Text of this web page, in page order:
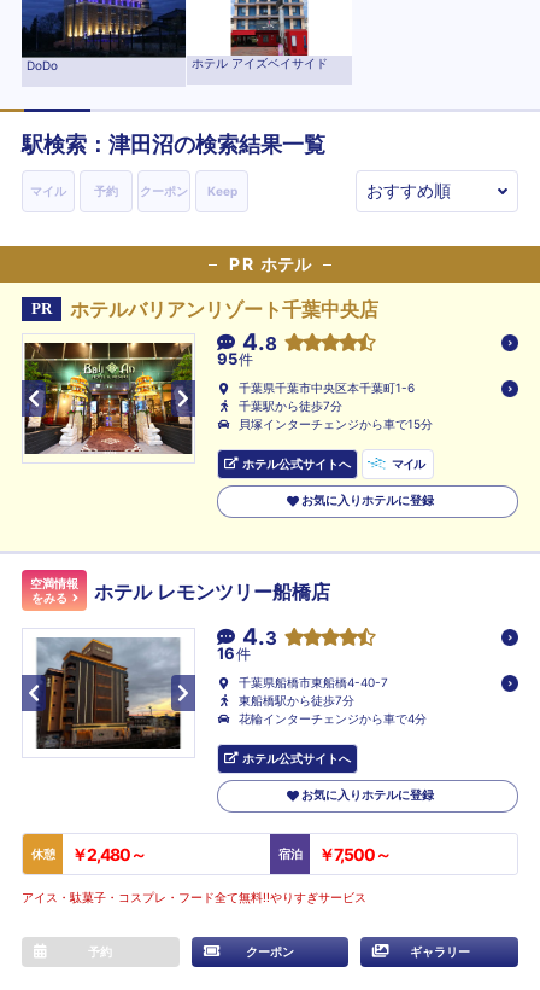
DoDo ホテル アイズベイサイド
駅検索： 津田沼の検索結果一覧
マイル 予約 クーポン Keep
PR ホテル
PR ホテルバリアンリゾート千葉中央店
4.8
95件
千葉県千葉市中央区本千葉町1-6
千葉駅から徒歩7分
貝塚インターチェンジから車で15分
ホテル公式サイトへ マイル
お気に入りホテルに登録
空満情報
をみる
ホテル レモンツリー船橋店
4.3
16件
千葉県船橋市東船橋4-40-7
東船橋駅から徒歩7分
花輪インターチェンジから車で4分
ホテル公式サイトへ
お気に入りホテルに登録
休憩 ￥2,480～ 宿泊 ￥7,500～
アイス・駄菓子・コスプレ・フード全て無料!!やりすぎサービス
予約 クーポン ギャラリー